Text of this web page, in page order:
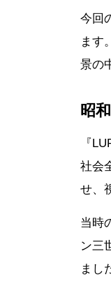
今回
ます
景の
昭
『
社会
せ、
当時
ン三
まし